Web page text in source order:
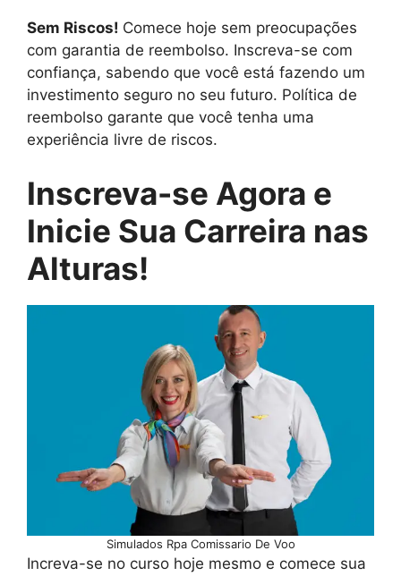
Sem Riscos! Comece hoje sem preocupações
com garantia de reembolso. Inscreva-se com
confiança, sabendo que você está fazendo um
investimento seguro no seu futuro. Política de
reembolso garante que você tenha uma
experiência livre de riscos.
Inscreva-se Agora e
Inicie Sua Carreira nas
Alturas!
Simulados Rpa Comissario De Voo
Increva-se no curso hoje mesmo e comece sua